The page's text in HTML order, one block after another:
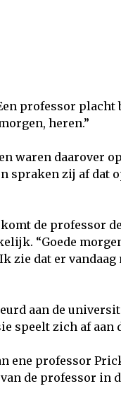
professor
heren.”
waren daarover
spraken zij af dat
komt de professor
“Goede
zie dat er
aan de
speelt zich af aan
ene professor
de professor in